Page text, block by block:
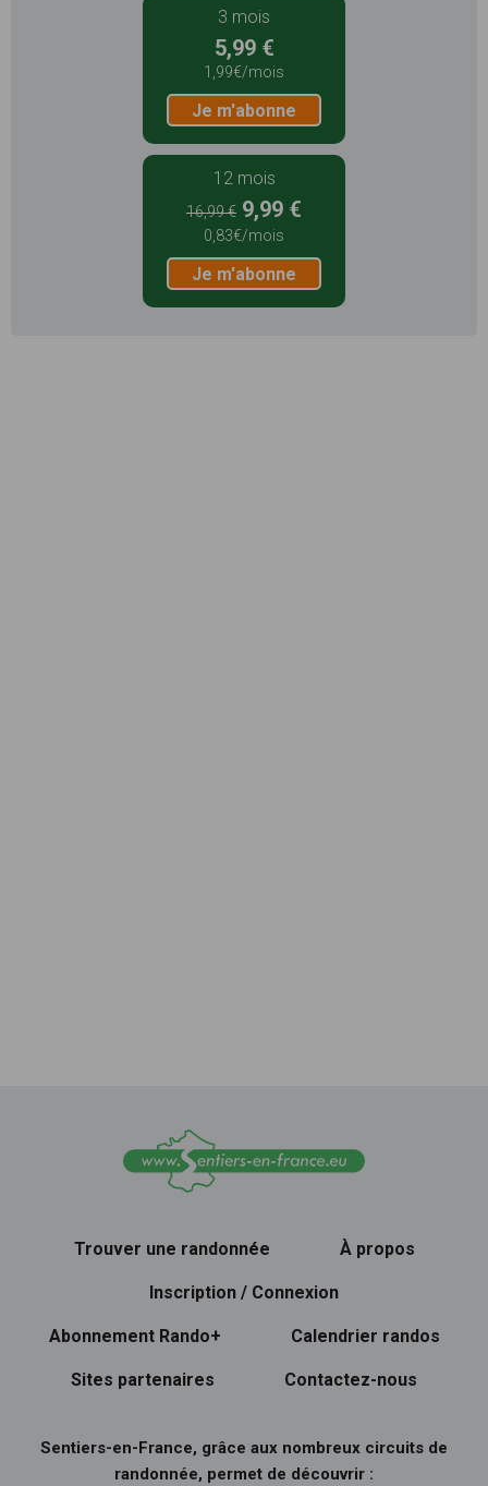
3 mois
5,99 €
1,99€/mois
Je m'abonne
12 mois
16,99 € 9,99 €
0,83€/mois
Je m'abonne
Trouver une randonnée À propos
Inscription / Connexion
Abonnement Rando+ Calendrier randos
Sites partenaires Contactez-nous
Sentiers-en-France, grâce aux nombreux circuits de
randonnée, permet de découvrir :